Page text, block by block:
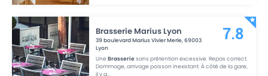
Brasserie Marius Lyon
39 boulevard Marius Vivier Merle,69003
Lyon
UneBrasseriesans prétention excessive. Repas correct.
Dommage, arrivage poisson inexistant. À côté de la gare,
il y a...
7.8